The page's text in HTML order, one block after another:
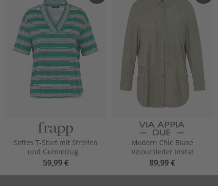
Softes T-Shirt mit Streifen
und Gummizug...
59,99 €
Modern Chic Bluse
Veloursleder Imitat
89,99 €